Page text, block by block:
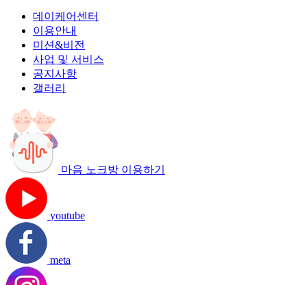
데이케어센터
이용안내
미션&비전
사업 및 서비스
공지사항
갤러리
마음 노크방 이용하기
youtube
meta